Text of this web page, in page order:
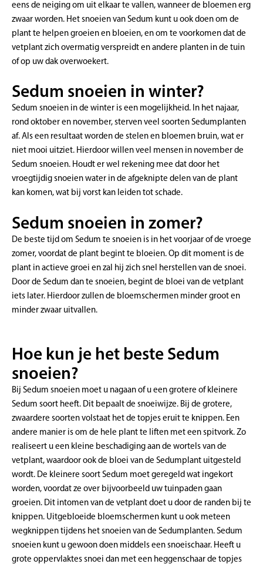
eens de neiging om uit elkaar te vallen, wanneer de bloemen erg
zwaar worden. Het snoeien van Sedum kunt u ook doen om de
plant te helpen groeien en bloeien, en om te voorkomen dat de
vetplant zich overmatig verspreidt en andere planten in de tuin
of op uw dak overwoekert.
Sedum snoeien in winter?
Sedum snoeien in de winter is een mogelijkheid. In het najaar,
rond oktober en november, sterven veel soorten Sedumplanten
af. Als een resultaat worden de stelen en bloemen bruin, wat er
niet mooi uitziet. Hierdoor willen veel mensen in november de
Sedum snoeien. Houdt er wel rekening mee dat door het
vroegtijdig snoeien water in de afgeknipte delen van de plant
kan komen, wat bij vorst kan leiden tot schade.
Sedum snoeien in zomer?
De beste tijd om Sedum te snoeien is in het voorjaar of de vroege
zomer, voordat de plant begint te bloeien. Op dit moment is de
plant in actieve groei en zal hij zich snel herstellen van de snoei.
Door de Sedum dan te snoeien, begint de bloei van de vetplant
iets later. Hierdoor zullen de bloemschermen minder groot en
minder zwaar uitvallen.
Hoe kun je het beste Sedum
snoeien?
Bij Sedum snoeien moet u nagaan of u een grotere of kleinere
Sedum soort heeft. Dit bepaalt de snoeiwijze. Bij de grotere,
zwaardere soorten volstaat het de topjes eruit te knippen. Een
andere manier is om de hele plant te liften met een spitvork. Zo
realiseert u een kleine beschadiging aan de wortels van de
vetplant, waardoor ook de bloei van de Sedumplant uitgesteld
wordt. De kleinere soort Sedum moet geregeld wat ingekort
worden, voordat ze over bijvoorbeeld uw tuinpaden gaan
groeien. Dit intomen van de vetplant doet u door de randen bij te
knippen. Uitgebloeide bloemschermen kunt u ook meteen
wegknippen tijdens het snoeien van de Sedumplanten. Sedum
snoeien kunt u gewoon doen middels een snoeischaar. Heeft u
grote oppervlaktes snoei dan met een heggenschaar de topjes